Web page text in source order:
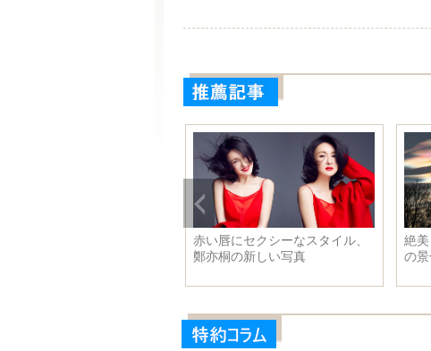
赤い唇にセクシーなスタイル、
鄭亦桐の新しい写真
絶
の